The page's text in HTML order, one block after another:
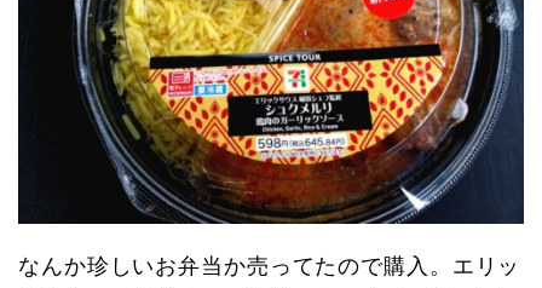
なんか珍しいお弁当か売ってたので購入。エリッ